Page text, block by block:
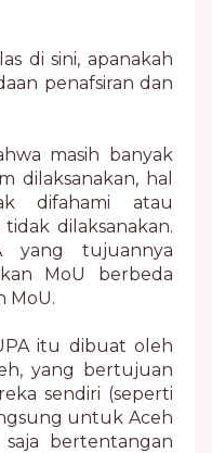
di sini, apanakah
penafsiran dan
masih banyak
dilaksanakan, hal
difahami atau
dilaksanakan.
yang tujuannya
MoU berbeda
MoU.
itu dibuat oleh
yang bertujuan
sendiri (seperti
untuk Aceh
bertentangan